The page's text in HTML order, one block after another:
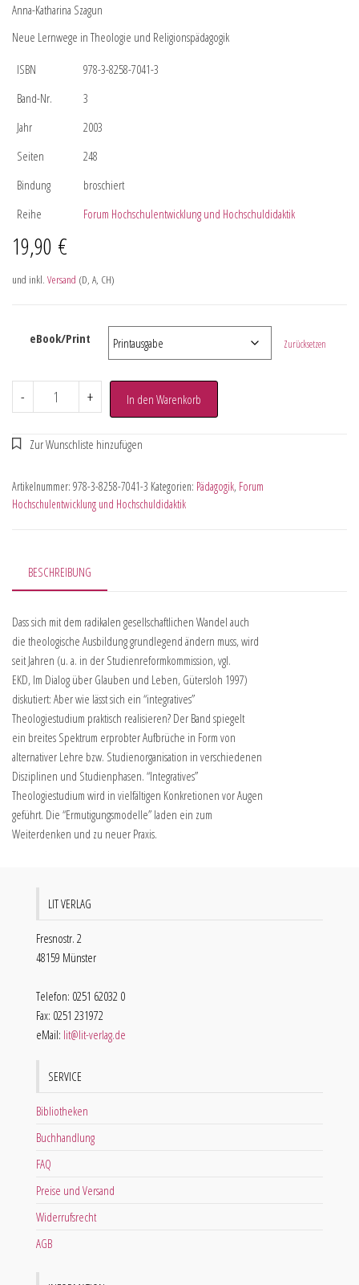
Anna-Katharina Szagun
Neue Lernwege in Theologie und Religionspädagogik
ISBN
978-3-8258-7041-3
Band-Nr.
3
Jahr
2003
Seiten
248
Bindung
broschiert
Reihe
Forum Hochschulentwicklung und Hochschuldidaktik
19,90 €
und inkl. Versand (D, A, CH)
eBook/Print Zurücksetzen
- + In den Warenkorb
Artikelnummer: 978-3-8258-7041-3 Kategorien: Pädagogik, Forum
Hochschulentwicklung und Hochschuldidaktik
BESCHREIBUNG
Dass sich mit dem radikalen gesellschaftlichen Wandel auch
die theologische Ausbildung grundlegend ändern muss, wird
seit Jahren (u. a. in der Studienreformkommission, vgl.
EKD, Im Dialog über Glauben und Leben, Gütersloh 1997)
diskutiert: Aber wie lässt sich ein “integratives”
Theologiestudium praktisch realisieren? Der Band spiegelt
ein breites Spektrum erprobter Aufbrüche in Form von
alternativer Lehre bzw. Studienorganisation in verschiedenen
Disziplinen und Studienphasen. “Integratives”
Theologiestudium wird in vielfältigen Konkretionen vor Augen
geführt. Die “Ermutigungsmodelle” laden ein zum
Weiterdenken und zu neuer Praxis.
LIT VERLAG
Fresnostr. 2
48159 Münster
Telefon: 0251 62032 0
Fax: 0251 231972
eMail: lit@lit-verlag.de
SERVICE
Bibliotheken
Buchhandlung
FAQ
Preise und Versand
Widerrufsrecht
AGB